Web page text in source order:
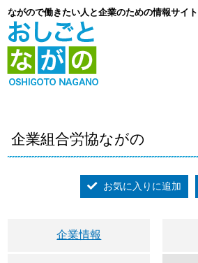
ながので働きたい人と企業のための情報サイ
企業組合労協ながの
お気に入りに追加
企業情報